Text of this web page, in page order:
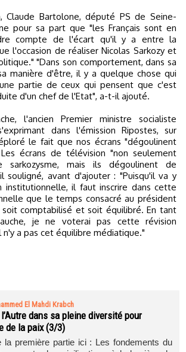
Claude Bartolone, député PS de Seine-
pour sa part que "les Français sont en
compte de l'écart qu'il y a entre la
l'occasion de réaliser Nicolas Sarkozy et
"Dans son comportement, dans sa
manière d'être, il y a quelque chose qui
partie de ceux qui pensent que c'est
d'un chef de l'Etat", a-t-il ajouté.
l'ancien Premier ministre socialiste
dans l'émission Ripostes, sur
le fait que nos écrans "dégoulinent
écrans de télévision "non seulement
sarkozysme, mais ils dégoulinent de
souligné, avant d'ajouter : "Puisqu'il va y
institutionnelle, il faut inscrire dans cette
que le temps consacré au président
comptabilisé et soit équilibré. En tant
je ne voterai pas cette révision
a pas cet équilibre médiatique."
El Mahdi Krabch
dans sa pleine diversité pour
de la paix (3/3)
la première partie ici : Les fondements du